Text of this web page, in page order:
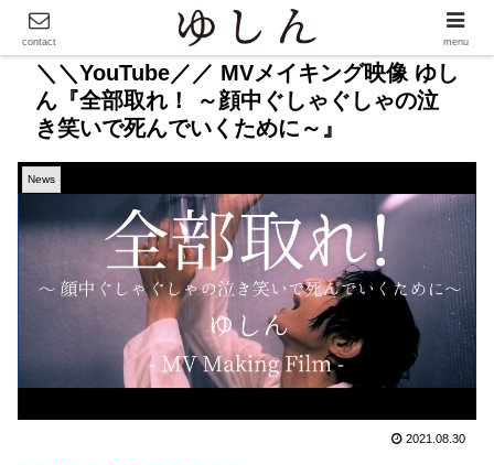
＼＼YouTube／／ MVメイキング映像 ゆし
ん『全部取れ！ ～顔中ぐしゃぐしゃの泣
き笑いで死んでいくために～』
News
2021.08.30
contact menu